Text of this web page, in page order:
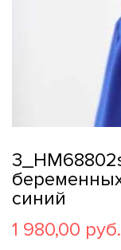
синий
1 980,00 руб.